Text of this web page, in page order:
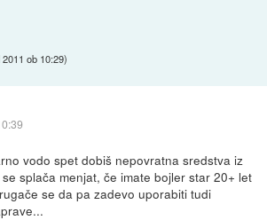
2011 ob 10:29)
vodo spet dobiš nepovratna sredstva iz
splača menjat, če imate bojler star 20+ let
se da pa zadevo uporabiti tudi